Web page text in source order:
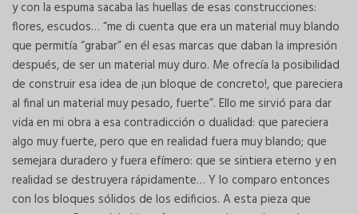
y con la espuma sacaba las huellas de esas construcciones:
flores, escudos… “me di cuenta que era un material muy blando
que permitía “grabar” en él esas marcas que daban la impresión
después, de ser un material muy duro. Me ofrecía la posibilidad
de construir esa idea de ¡un bloque de concreto!, que pareciera
al final un material muy pesado, fuerte”. Ello me sirvió para dar
vida en mi obra a esa contradicción o dualidad: que pareciera
algo muy fuerte, pero que en realidad fuera muy blando; que
semejara duradero y fuera efímero: que se sintiera eterno y en
realidad se destruyera rápidamente… Y lo comparo entonces
con los bloques sólidos de los edificios. A esta pieza que